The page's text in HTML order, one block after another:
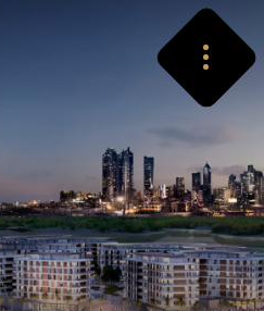
Vyhledat